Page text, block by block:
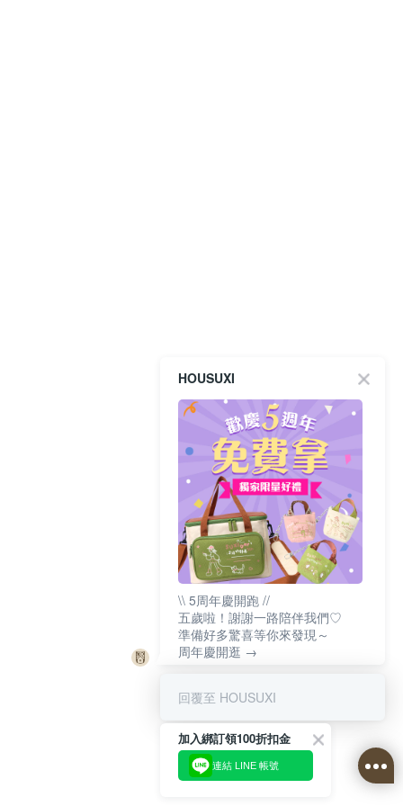
HOUSUXI
\\ 5周年慶開跑 //
五歲啦！謝謝一路陪伴我們♡
準備好多驚喜等你來發現～
周年慶開逛 →
回覆至 HOUSUXI
加入綁訂領100折扣金
連結 LINE 帳號